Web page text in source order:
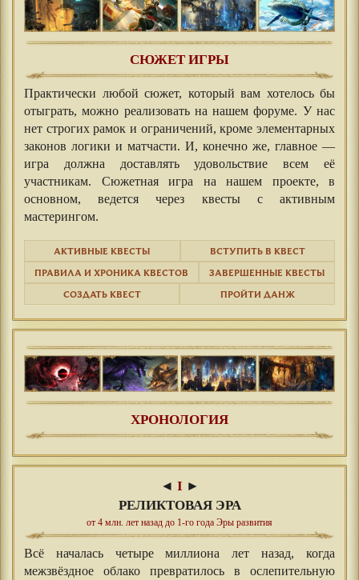
СЮЖЕТ ИГРЫ
Практически любой сюжет, который вам хотелось бы
отыграть, можно реализовать на нашем форуме. У нас
нет строгих рамок и ограничений, кроме элементарных
законов логики и матчасти. И, конечно же, главное —
игра должна доставлять удовольствие всем её
участникам. Сюжетная игра на нашем проекте, в
основном, ведется через квесты с активным
мастерингом.
АКТИВНЫЕ КВЕСТЫ
ВСТУПИТЬ В КВЕСТ
ПРАВИЛА И ХРОНИКА КВЕСТОВ
ЗАВЕРШЕННЫЕ КВЕСТЫ
СОЗДАТЬ КВЕСТ
ПРОЙТИ ДАНЖ
ХРОНОЛОГИЯ
◄ I ►
РЕЛИКТОВАЯ ЭРА
от 4 млн. лет назад до 1-го года Эры развития
Всё началась четыре миллиона лет назад, когда
межзвёздное облако превратилось в ослепительную